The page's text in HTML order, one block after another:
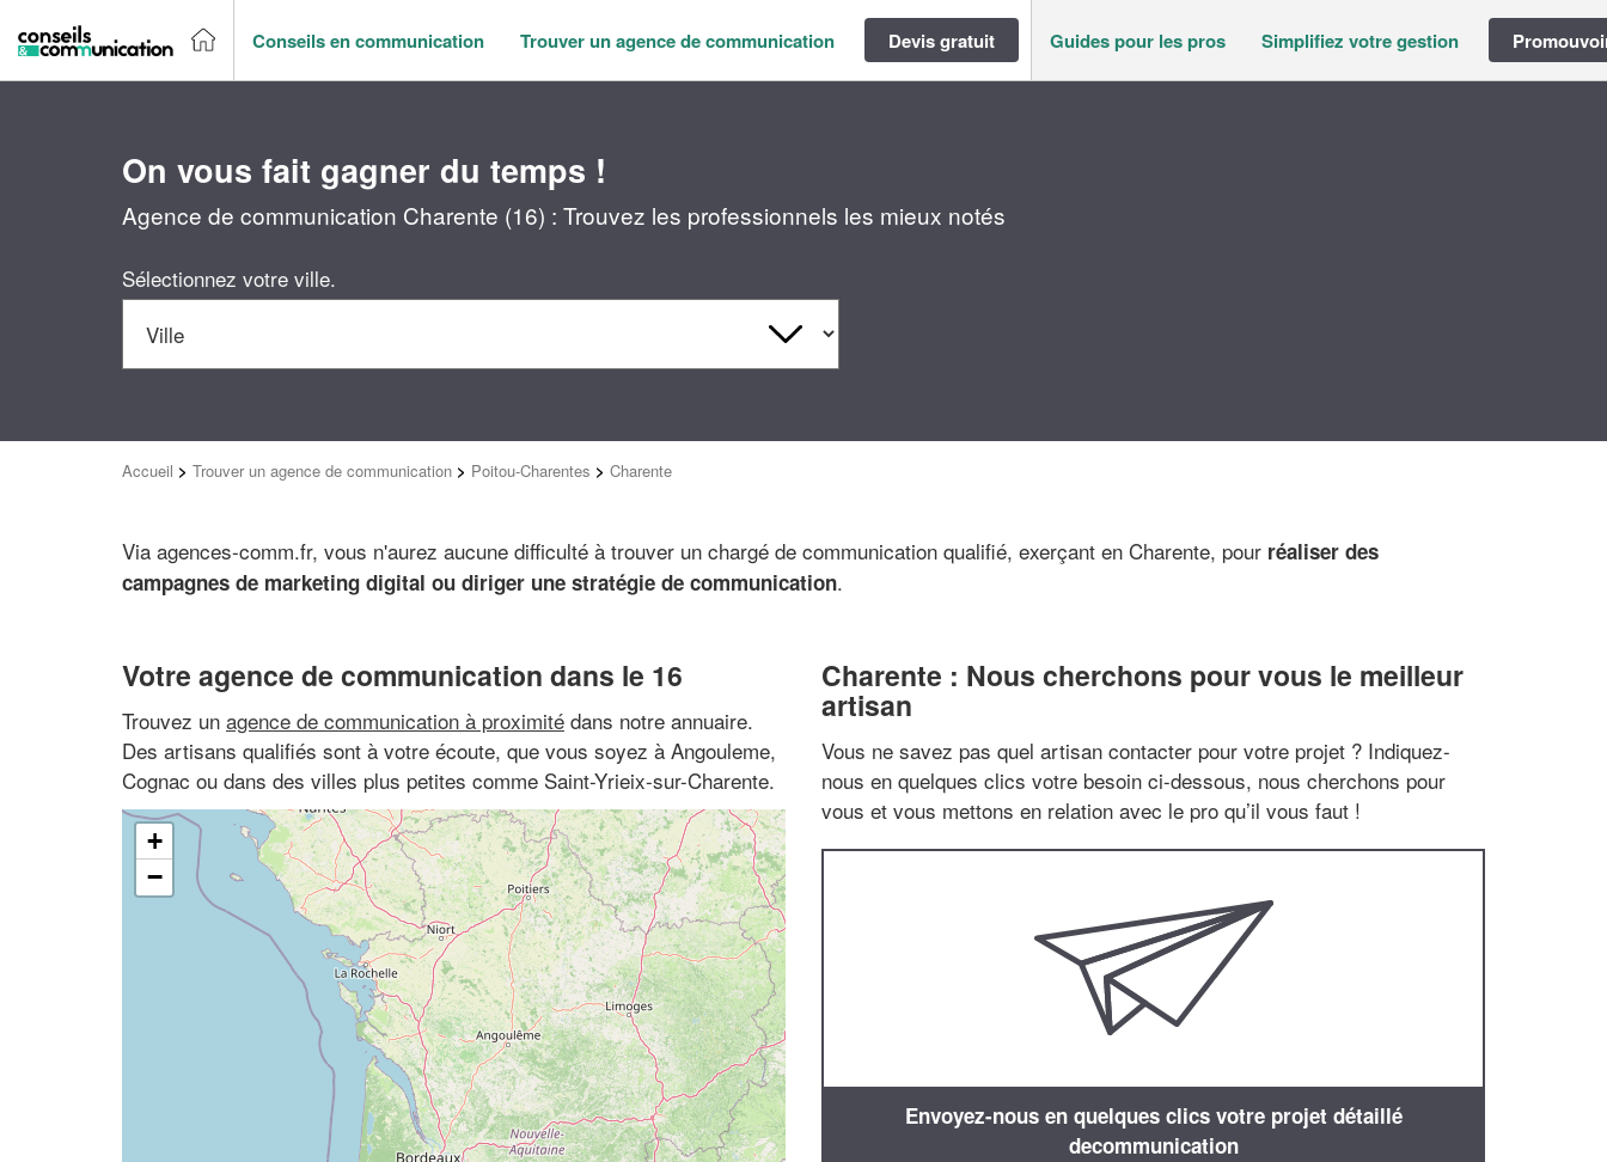
Conseils en communication Trouver un agence de communication Devis gratuit Guides pour les pros Simplifiez votre gestion
On vous fait gagner du temps !
Agence de communication Charente (16) : Trouvez les professionnels les mieux notés
Sélectionnez votre ville.
Accueil > Trouver un agence de communication > Poitou-Charentes > Charente
Via agences-comm.fr, vous n'aurez aucune difficulté à trouver un chargé de communication qualifié, exerçant en Charente, pour réaliser des
campagnes de marketing digital ou diriger une stratégie de communication.
Votre agence de communication dans le 16
Trouvez un agence de communication à proximité dans notre annuaire.
Des artisans qualifiés sont à votre écoute, que vous soyez à Angouleme,
Cognac ou dans des villes plus petites comme Saint-Yrieix-sur-Charente.
+
−
Charente : Nous cherchons pour vous le meilleur
artisan
Vous ne savez pas quel artisan contacter pour votre projet ? Indiquez-
nous en quelques clics votre besoin ci-dessous, nous cherchons pour
vous et vous mettons en relation avec le pro qu’il vous faut !
Envoyez-nous en quelques clics votre projet détaillé
decommunication